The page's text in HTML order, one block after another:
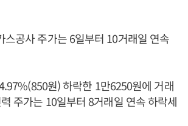
스공사 주가는 6일부터 10거래일 연속
원) 하락한 1만6250원에 거래
주가는 10일부터 8거래일 연속 하락세